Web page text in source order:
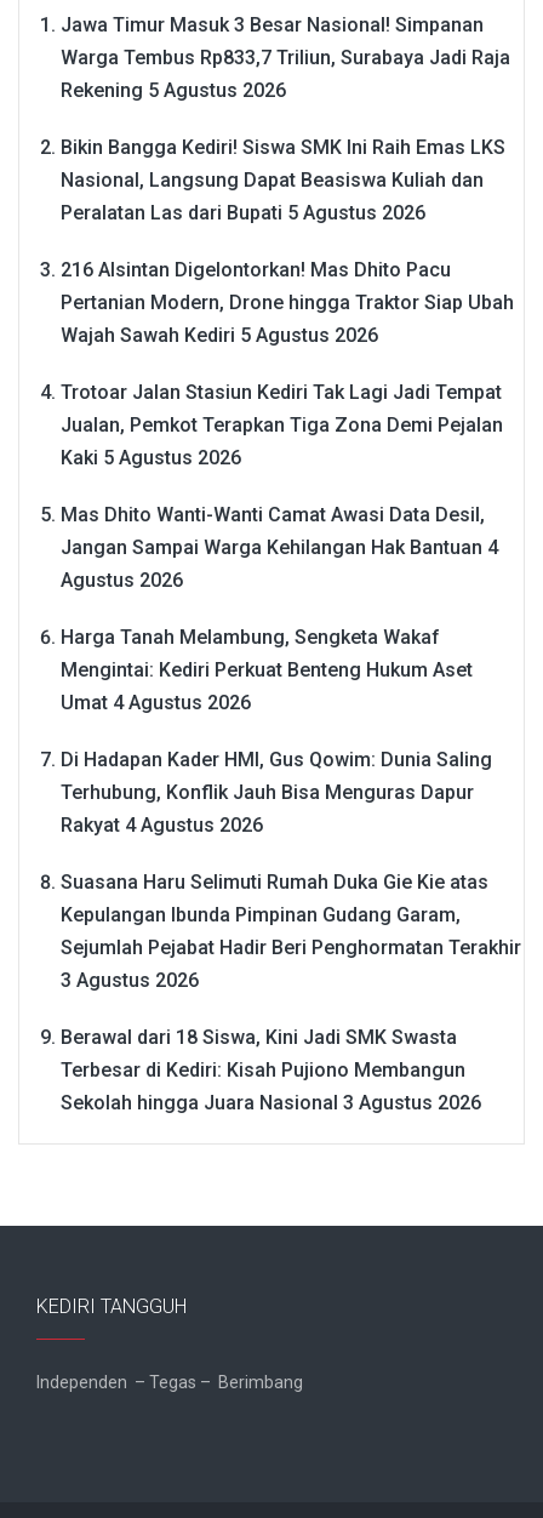
Jawa Timur Masuk 3 Besar Nasional! Simpanan
Warga Tembus Rp833,7 Triliun, Surabaya Jadi Raja
Rekening 5 Agustus 2026
Bikin Bangga Kediri! Siswa SMK Ini Raih Emas LKS
Nasional, Langsung Dapat Beasiswa Kuliah dan
Peralatan Las dari Bupati 5 Agustus 2026
216 Alsintan Digelontorkan! Mas Dhito Pacu
Pertanian Modern, Drone hingga Traktor Siap Ubah
Wajah Sawah Kediri 5 Agustus 2026
Trotoar Jalan Stasiun Kediri Tak Lagi Jadi Tempat
Jualan, Pemkot Terapkan Tiga Zona Demi Pejalan
Kaki 5 Agustus 2026
Mas Dhito Wanti-Wanti Camat Awasi Data Desil,
Jangan Sampai Warga Kehilangan Hak Bantuan 4
Agustus 2026
Harga Tanah Melambung, Sengketa Wakaf
Mengintai: Kediri Perkuat Benteng Hukum Aset
Umat 4 Agustus 2026
Di Hadapan Kader HMI, Gus Qowim: Dunia Saling
Terhubung, Konflik Jauh Bisa Menguras Dapur
Rakyat 4 Agustus 2026
Suasana Haru Selimuti Rumah Duka Gie Kie atas
Kepulangan Ibunda Pimpinan Gudang Garam,
Sejumlah Pejabat Hadir Beri Penghormatan Terakhir
3 Agustus 2026
Berawal dari 18 Siswa, Kini Jadi SMK Swasta
Terbesar di Kediri: Kisah Pujiono Membangun
Sekolah hingga Juara Nasional 3 Agustus 2026
KEDIRI TANGGUH
Independen – Tegas – Berimbang